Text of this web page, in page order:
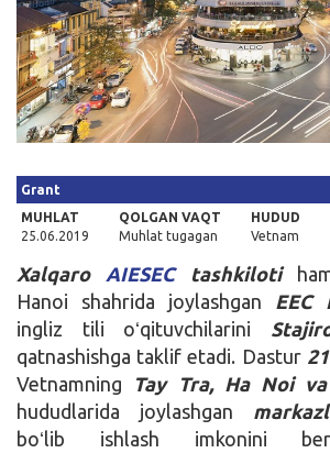
Grant
MUHLAT
25.06.2019
QOLGAN VAQT
Muhlat tugagan
HUDUD
Vetnam
Xalqaro AIESEC tashkiloti
Hanoi shahrida joylashgan EEC
ingliz tili oʻqituvchilarini
qatnashishga taklif etadi. Dastur
Vetnamning
Tay Tra, Ha Noi
hududlarida joylashgan
boʻlib ishlash imkonini